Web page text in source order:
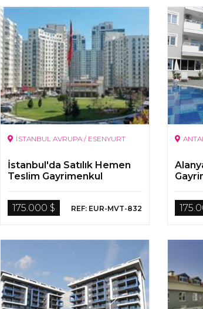
İSTANBUL AVRUPA / ESENYURT
İstanbul'da Satılık Hemen
Teslim Gayrimenkul
175.000 $ REF: EUR-MVT-832